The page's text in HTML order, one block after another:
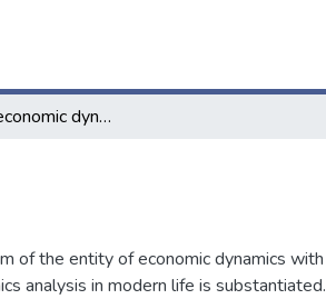
The entity of economic dynamics
of the entity of economic dynamics with
analysis in modern life is substantiated.